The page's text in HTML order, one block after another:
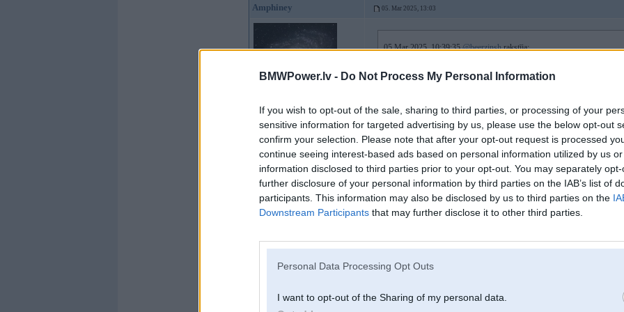
BMWPower.lv - Do Not Process My Personal Information
If you wish to opt-out of the sale, sharing to third parties, or processing of your
sensitive information for targeted advertising by us, please use the below opt-out
confirm your selection. Please note that after your opt-out request is processed
continue seeing interest-based ads based on personal information utilized by us
information disclosed to third parties prior to your opt-out. You may separately
further disclosure of your personal information by third parties on the IAB’s list of
participants. This information may also be disclosed by us to third parties on the
Downstream Participants that may further disclose it to other third parties.
Personal Data Processing Opt Outs
I want to opt-out of the Sharing of my personal data.
Amphiney 05. Mar 2025, 13:03
Ziņojumi: 1171
05 Mar 2025, 10:39:35@beerzinshrakstīja:
05 Mar 2025, 10:15:51@nikoorakstīja:
Arī būs aktuāls līdzīgs jautājums - dvēselei paliek citi braucami un
Līdz ar to skatos uz hibrīda Corollu TS. 1.8 ir nīkulis, bet vienkāršs,
bet nu klusa un līgana gaita gan nebūs un ar diviem sīkajiem varētu
Nu tad jau ir klasiskie varianti - golf/passat vai octavia/superb.
teiksim 1.5 tsi galīgi nav vienkāršs motors, tur dīleris īsti netika
Gadījuma pieredze, bet samaitā gaisu.
Corolla/ Aurs priekš ģimenes neder, tiešām ļoti maz vietas salonā un
Atkarīgs gan jau no pieaugušo izmēriem,bet kas bērniem toyotu salonos
Par bagāžnieka ietilpību gan piekrītu. Ja jāved daudz mantu,tad var vēl
Atkinsons un eCVT neiet, bet arī nelūzt, tajos garlaicīgajos auto neko